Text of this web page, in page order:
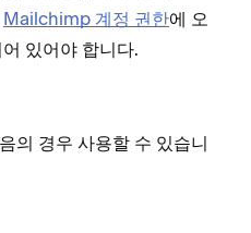
Mailchimp 계정 권한에 오
있어야 합니다.
의 경우 사용할 수 있습니